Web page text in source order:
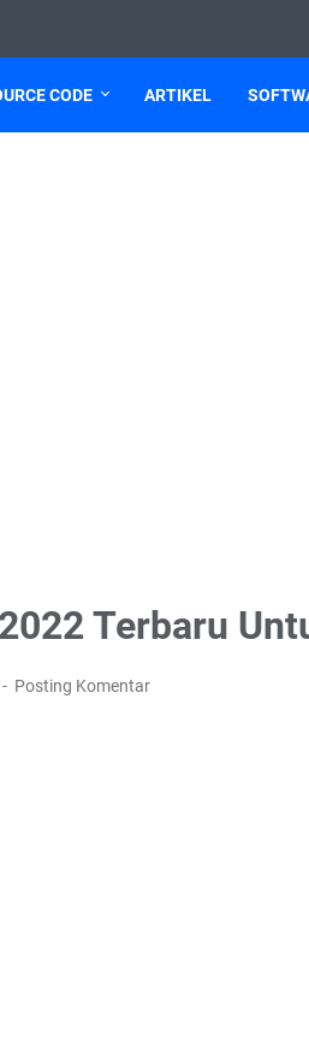
CODE ARTIKEL
Terbaru
Posting Komentar